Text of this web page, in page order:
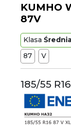
KUMHO
87V
Klasa
87
V
185/55 R16